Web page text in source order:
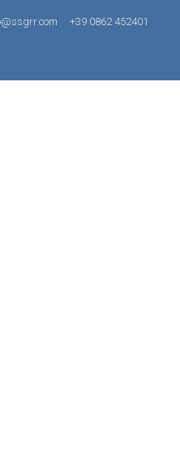
+39 0862 452401